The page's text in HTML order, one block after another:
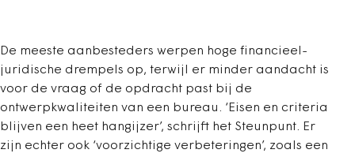
De meeste aanbesteders werpen hoge financieel-
juridische drempels op, terwijl er minder aandacht is
voor de vraag of de opdracht past bij de
ontwerpkwaliteiten van een bureau. ‘Eisen en criteria
blijven een heet hangijzer’, schrijft het Steunpunt. Er
zijn echter ook ‘voorzichtige verbeteringen’, zoals een